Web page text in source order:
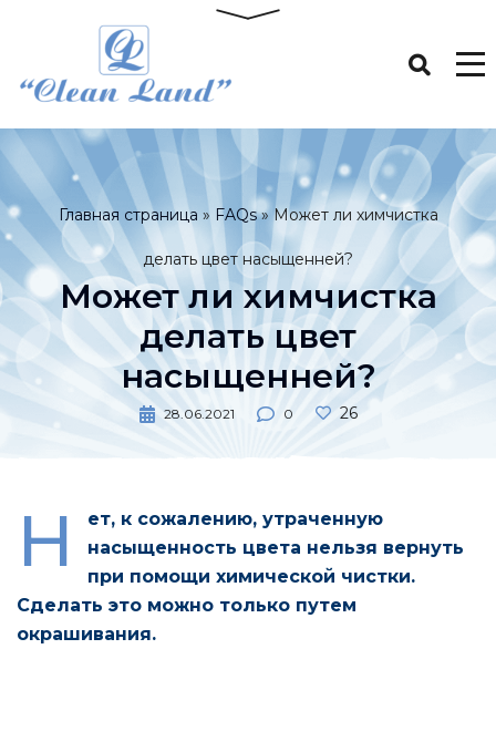
Главная страница » FAQs» Может ли химчистка
делать цвет насыщенней?
Может ли химчистка
делать цвет
насыщенней?
28.06.2021 0 26
Н
ет, к сожалению, утраченную
насыщенность цвета нельзя вернуть
при помощи химической чистки.
Сделать это можно только путем
окрашивания.